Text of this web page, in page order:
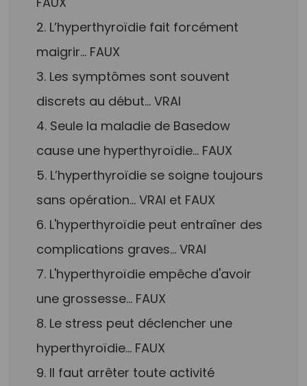
2. L’hyperthyroïdie fait forcément
maigrir… FAUX
3. Les symptômes sont souvent
discrets au début… VRAI
4. Seule la maladie de Basedow
cause une hyperthyroïdie… FAUX
5. L’hyperthyroïdie se soigne toujours
sans opération… VRAI et FAUX
6. L'hyperthyroïdie peut entraîner des
complications graves… VRAI
7. L'hyperthyroïdie empêche d'avoir
une grossesse… FAUX
8. Le stress peut déclencher une
hyperthyroïdie… FAUX
9. Il faut arrêter toute activité